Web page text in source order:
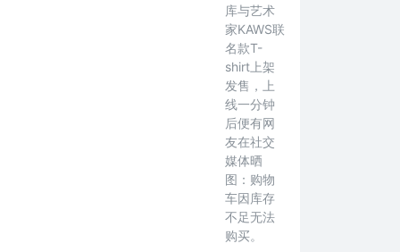
库与艺术
家KAWS联
名款T-
shirt上架
发售，上
线一分钟
后便有网
友在社交
媒体晒
图：购物
车因库存
不足无法
购买。